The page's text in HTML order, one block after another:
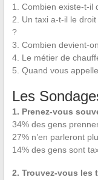
1. Combien existe-t-il
2. Un taxi a-t-il le
?
3. Combien devient-
4. Le métier de
5. Quand vous
Les
1. Prenez-vous
34% des gens
27% n’en parleront
14% des gens sont
2. Trouvez-vous les